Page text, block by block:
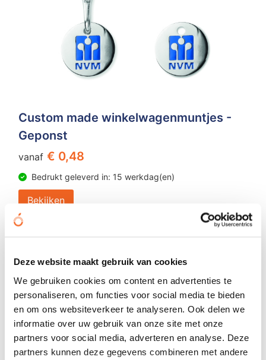
Deze website maakt gebruik van cookies
We gebruiken cookies om content en advertenties te
personaliseren, om functies voor social media te bieden
en om ons websiteverkeer te analyseren. Ook delen we
informatie over uw gebruik van onze site met onze
partners voor social media, adverteren en analyse. Deze
partners kunnen deze gegevens combineren met andere
Custom made winkelwagenmuntjes -
Geponst
vanaf € 0,48
Bedrukt geleverd in: 15 werkdag(en)
Bekijken